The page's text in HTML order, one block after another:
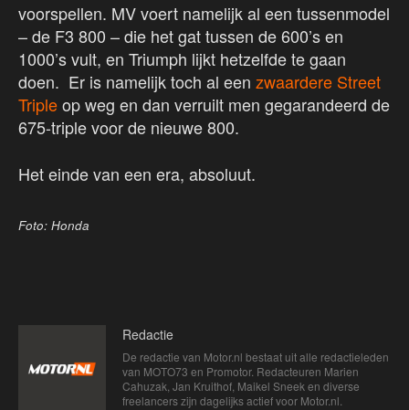
voorspellen. MV voert namelijk al een tussenmodel
– de F3 800 – die het gat tussen de 600’s en
1000’s vult, en Triumph lijkt hetzelfde te gaan
doen. Er is namelijk toch al een zwaardere Street
Tripleop weg en dan verruilt men gegarandeerd de
675-triple voor de nieuwe 800.
Het einde van een era, absoluut.
Foto: Honda
Redactie
De redactie van Motor.nl bestaat uit alle redactieleden
van MOTO73 en Promotor. Redacteuren Marien
Cahuzak, Jan Kruithof, Maikel Sneek en diverse
freelancers zijn dagelijks actief voor Motor.nl.